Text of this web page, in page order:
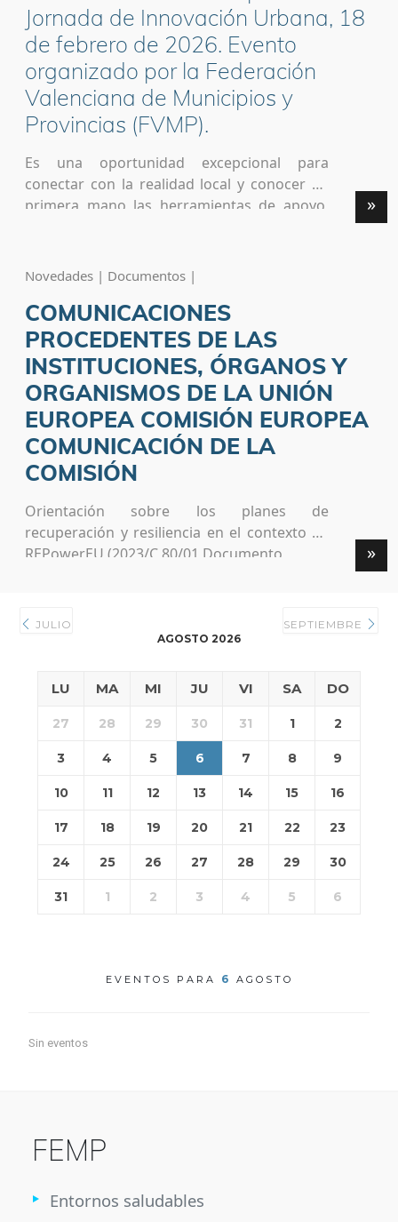
Jornada de Innovación Urbana, 18
de febrero de 2026. Evento
organizado por la Federación
Valenciana de Municipios y
Provincias (FVMP).
Es una oportunidad excepcional para
conectar con la realidad local y conocer de
primera mano las herramientas de apoyo,
vuestra disposición. ¿Qué vamos a tratar?
Estaremos presentes durante toda la
mañana, y os recomendamos especialmente
la franja de 10:30 a 11:30, donde
explicaremos: Las nuevas convocatorias y
oportunidades de […]
»
Novedades | Documentos |
COMUNICACIONES
PROCEDENTES DE LAS
INSTITUCIONES, ÓRGANOS Y
ORGANISMOS DE LA UNIÓN
EUROPEA COMISIÓN EUROPEA
COMUNICACIÓN DE LA
COMISIÓN
Orientación sobre los planes de
recuperación y resiliencia en el contexto de
REPowerEU (2023/C 80/01 Documento
»
JULIO
AGOSTO 2026
SEPTIEMBRE
LU MA MI JU VI SA DO
27 28 29 30 31 1 2
3 4 5 6 7 8 9
10 11 12 13 14 15 16
17 18 19 20 21 22 23
24 25 26 27 28 29 30
31 1 2 3 4 5 6
EVENTOS PARA 6 AGOSTO
Sin eventos
FEMP
Entornos saludables